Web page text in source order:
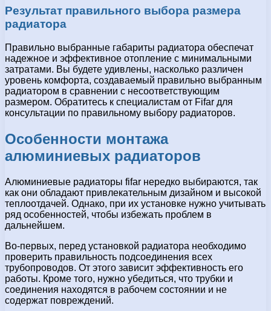
Результат правильного выбора размера
радиатора
Правильно выбранные габариты радиатора обеспечат
надежное и эффективное отопление с минимальными
затратами. Вы будете удивлены, насколько различен
уровень комфорта, создаваемый правильно выбранным
радиатором в сравнении с несоответствующим
размером. Обратитесь к специалистам от Fifar для
консультации по правильному выбору радиаторов.
Особенности монтажа
алюминиевых радиаторов
Алюминиевые радиаторы fifar нередко выбираются, так
как они обладают привлекательным дизайном и высокой
теплоотдачей. Однако, при их установке нужно учитывать
ряд особенностей, чтобы избежать проблем в
дальнейшем.
Во-первых, перед установкой радиатора необходимо
проверить правильность подсоединения всех
трубопроводов. От этого зависит эффективность его
работы. Кроме того, нужно убедиться, что трубки и
соединения находятся в рабочем состоянии и не
содержат повреждений.